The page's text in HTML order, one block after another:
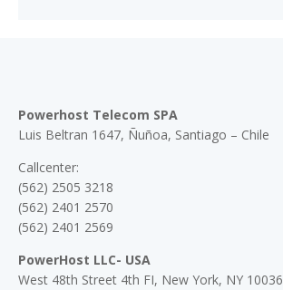
Powerhost Telecom SPA
Luis Beltran 1647, Ñuñoa, Santiago – Chile
Callcenter:
(562) 2505 3218
(562) 2401 2570
(562) 2401 2569
PowerHost LLC- USA
West 48th Street 4th FI, New York, NY 10036